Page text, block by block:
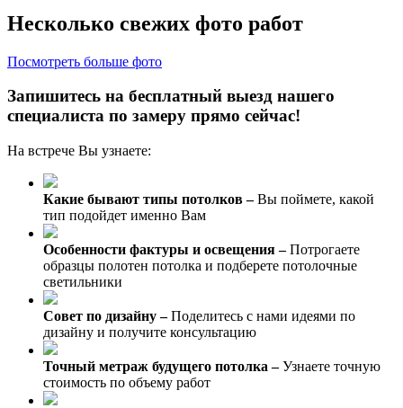
Несколько свежих фото работ
Посмотреть больше фото
Запишитесь на бесплатный выезд нашего
специалиста по замеру прямо сейчас!
На встрече Вы узнаете:
Какие бывают типы потолков –Вы поймете, какой
тип подойдет именно Вам
Особенности фактуры и освещения –Потрогаете
образцы полотен потолка и подберете потолочные
светильники
Совет по дизайну –Поделитесь с нами идеями по
дизайну и получите консультацию
Точный метраж будущего потолка –Узнаете точную
стоимость по объему работ